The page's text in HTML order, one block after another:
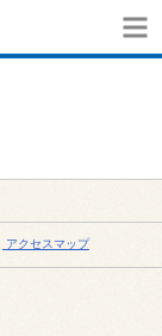
アクセスマップ